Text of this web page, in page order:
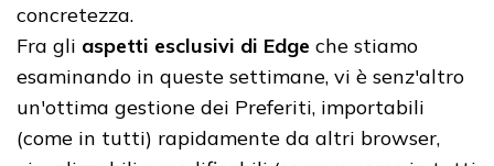
concretezza.
Fra gli aspetti esclusivi di Edge che stiamo
esaminando in queste settimane, vi è senz'altro
un'ottima gestione dei Preferiti, importabili
(come in tutti) rapidamente da altri browser,